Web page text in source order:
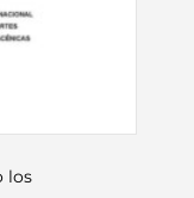
los